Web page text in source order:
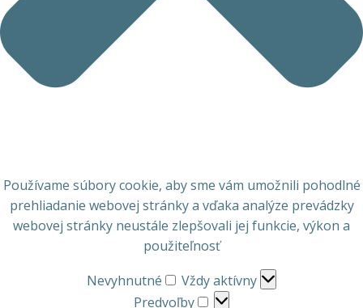
Používame súbory cookie, aby sme vám umožnili pohodlné
prehliadanie webovej stránky a vďaka analýze prevádzky
webovej stránky neustále zlepšovali jej funkcie, výkon a
použiteľnosť
Nevyhnutné
Nevyhnutné
Vždy aktívny
Predvoľby
Predvoľby